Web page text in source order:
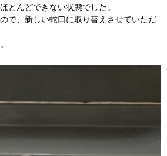
とんどできない状態でした。
で、新しい蛇口に取り替えさせていただ